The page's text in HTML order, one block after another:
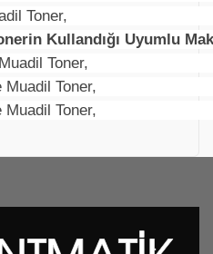
Toner,
Kullandığı Uyumlu
Toner,
Toner,
Toner,